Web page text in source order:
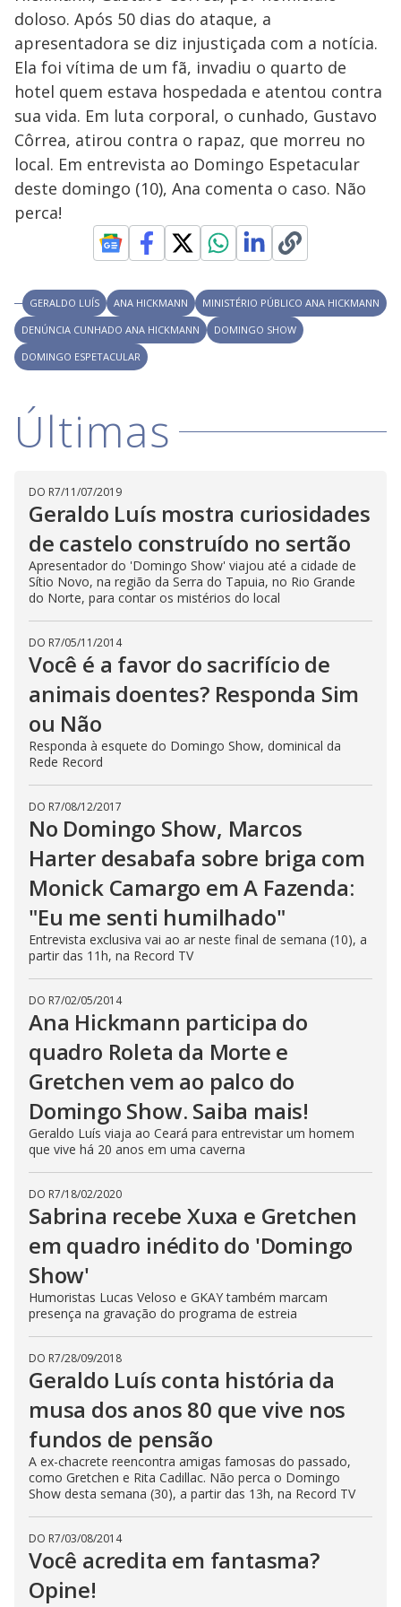
a
y
V
i
d
e
o
o
s
d
o
s
M
u
d
doloso. Após 50 dias do ataque, a
apresentadora se diz injustiçada com a notícia.
Ela foi vítima de um fã, invadiu o quarto de
hotel quem estava hospedada e atentou contra
sua vida. Em luta corporal, o cunhado, Gustavo
Côrrea, atirou contra o rapaz, que morreu no
local. Em entrevista ao Domingo Espetacular
deste domingo (10), Ana comenta o caso. Não
perca!
GERALDO LUÍS ANA HICKMANN
MINISTÉRIO PÚBLICO ANA HICKMANN
DENÚNCIA CUNHADO ANA HICKMANN
DOMINGO SHOW
DOMINGO ESPETACULAR
Últimas
DO R7/11/07/2019
Geraldo Luís mostra curiosidades
de castelo construído no sertão
Apresentador do 'Domingo Show' viajou até a cidade de
Sítio Novo, na região da Serra do Tapuia, no Rio Grande
do Norte, para contar os mistérios do local
DO R7/05/11/2014
Você é a favor do sacrifício de
animais doentes? Responda Sim
ou Não
Responda à esquete do Domingo Show, dominical da
Rede Record
DO R7/08/12/2017
No Domingo Show, Marcos
Harter desabafa sobre briga com
Monick Camargo em A Fazenda:
"Eu me senti humilhado"
Entrevista exclusiva vai ao ar neste final de semana (10), a
partir das 11h, na Record TV
DO R7/02/05/2014
Ana Hickmann participa do
quadro Roleta da Morte e
Gretchen vem ao palco do
Domingo Show. Saiba mais!
Geraldo Luís viaja ao Ceará para entrevistar um homem
que vive há 20 anos em uma caverna
DO R7/18/02/2020
Sabrina recebe Xuxa e Gretchen
em quadro inédito do 'Domingo
Show'
Humoristas Lucas Veloso e GKAY também marcam
presença na gravação do programa de estreia
DO R7/28/09/2018
Geraldo Luís conta história da
musa dos anos 80 que vive nos
fundos de pensão
A ex-chacrete reencontra amigas famosas do passado,
como Gretchen e Rita Cadillac. Não perca o Domingo
Show desta semana (30), a partir das 13h, na Record TV
DO R7/03/08/2014
Você acredita em fantasma?
Opine!